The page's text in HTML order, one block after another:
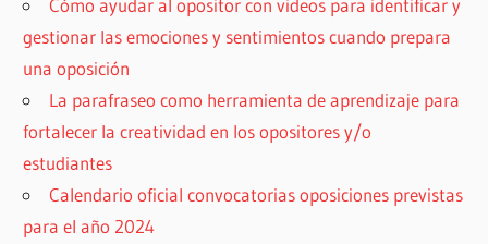
gestionar las emociones y sentimientos cuando prepara
una oposición
La parafraseo como herramienta de aprendizaje para
fortalecer la creatividad en los opositores y/o
estudiantes
Calendario oficial convocatorias oposiciones previstas
para el año 2024